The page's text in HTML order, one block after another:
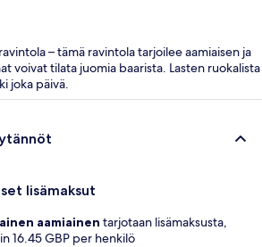
– tämä ravintola tarjoilee aamiaisen ja
voivat tilata juomia baarista. Lasten ruokalista
joka päivä.
lisämaksut
aamiainen tarjotaan lisämaksusta,
16.45 GBP per henkilö